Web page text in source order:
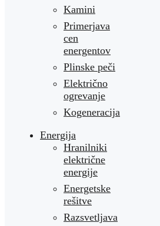
Kamini
Primerjava
cen
energentov
Plinske peči
Električno
ogrevanje
Kogeneracija
Energija
Hranilniki
električne
energije
Energetske
rešitve
Razsvetljava